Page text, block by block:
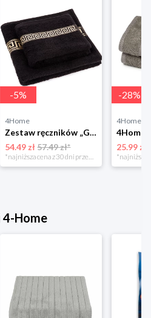
-5%
4Home
Zestaw ręczników „Greek” czarny, 50 x 90 cm, 70 x 130 cm 4-Home
54.49 zł 57.49 zł*
-28%
4Home
25.99 zł
Home